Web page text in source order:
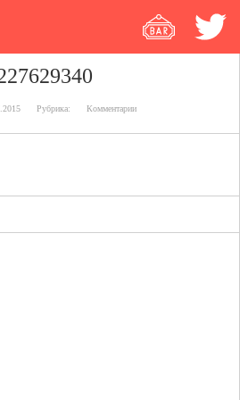
Рубрика: Комментарии